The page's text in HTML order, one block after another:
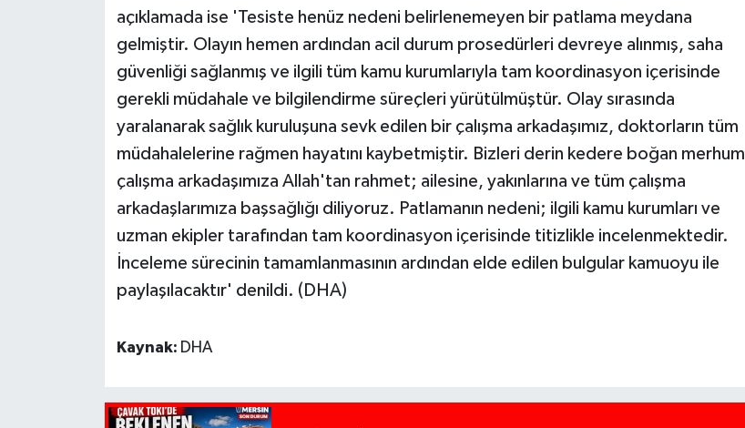
açıklamada ise 'Tesiste henüz nedeni belirlenemeyen bir patlama meydana
gelmiştir. Olayın hemen ardından acil durum prosedürleri devreye alınmış, saha
güvenliği sağlanmış ve ilgili tüm kamu kurumlarıyla tam koordinasyon içerisinde
gerekli müdahale ve bilgilendirme süreçleri yürütülmüştür. Olay sırasında
yaralanarak sağlık kuruluşuna sevk edilen bir çalışma arkadaşımız, doktorların tüm
müdahalelerine rağmen hayatını kaybetmiştir. Bizleri derin kedere boğan merhum
çalışma arkadaşımıza Allah'tan rahmet; ailesine, yakınlarına ve tüm çalışma
arkadaşlarımıza başsağlığı diliyoruz. Patlamanın nedeni; ilgili kamu kurumları ve
uzman ekipler tarafından tam koordinasyon içerisinde titizlikle incelenmektedir.
İnceleme sürecinin tamamlanmasının ardından elde edilen bulgular kamuoyu ile
paylaşılacaktır' denildi. (DHA)
Kaynak: DHA